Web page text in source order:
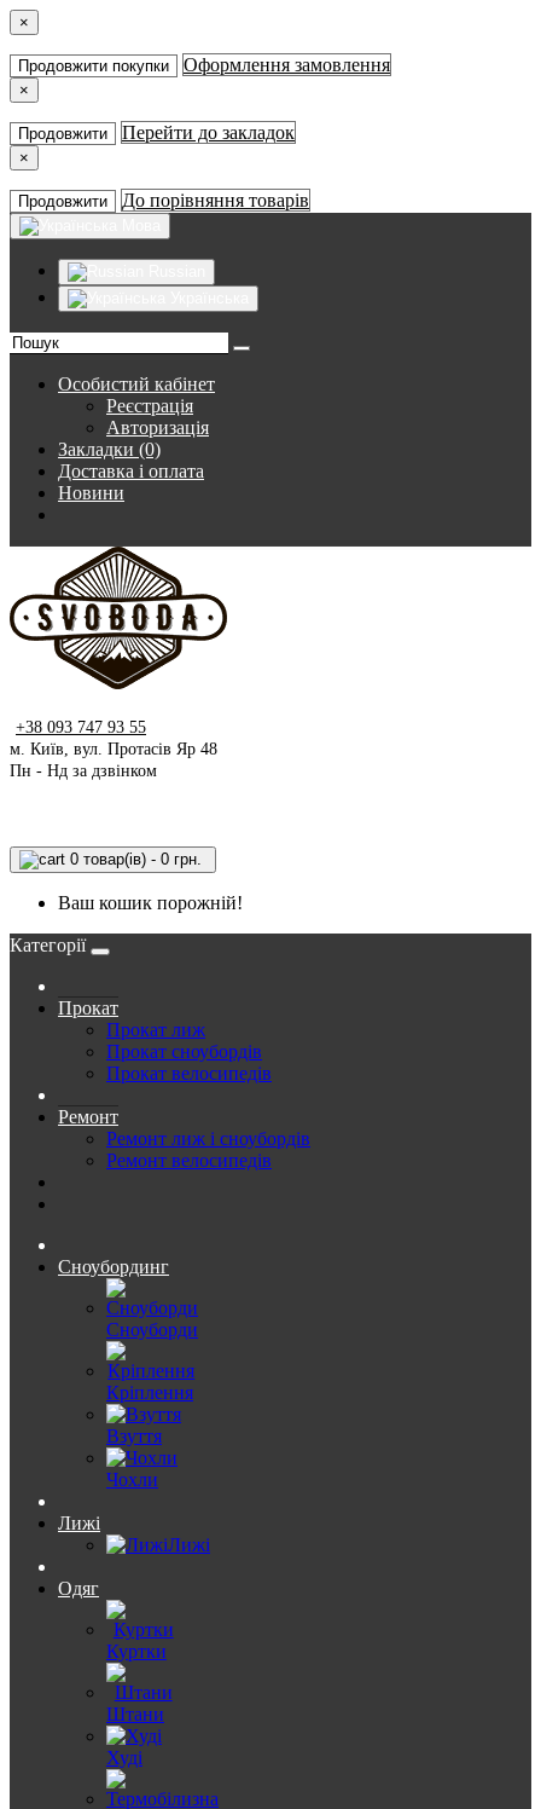
×
Продовжити покупки Оформлення замовлення
×
Продовжити Перейти до закладок
×
Продовжити До порівняння товарів
Особистий кабінет
Реєстрація
Авторизація
Закладки (0)
Доставка і оплата
Новини
+38 093 747 93 55
м. Київ, вул. Протасів Яр 48
Пн - Нд за дзвінком
0 товар(ів) - 0 грн.
Ваш кошик порожній!
Категорії
Прокат
Прокат лиж
Прокат сноубордів
Прокат велосипедів
Ремонт
Ремонт лиж і сноубордів
Ремонт велосипедів
Сноубординг
Сноуборди
Кріплення
Взуття
Чохли
Лижі
Лижі
Одяг
Куртки
Штани
Худі